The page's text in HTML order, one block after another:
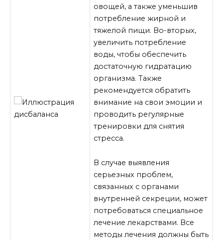
овощей, а также уменьшив
потребление жирной и
тяжелой пищи. Во-вторых,
увеличить потребление
воды, чтобы обеспечить
достаточную гидратацию
организма. Также
рекомендуется обратить
внимание на свои эмоции и
проводить регулярные
тренировки для снятия
стресса.
В случае выявления
серьезных проблем,
связанных с органами
внутренней секреции, может
потребоваться специальное
лечение лекарствами. Все
методы лечения должны быть